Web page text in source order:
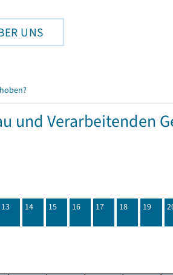
UNS
und Verarbeitenden
13 14 15 16 17 18 19